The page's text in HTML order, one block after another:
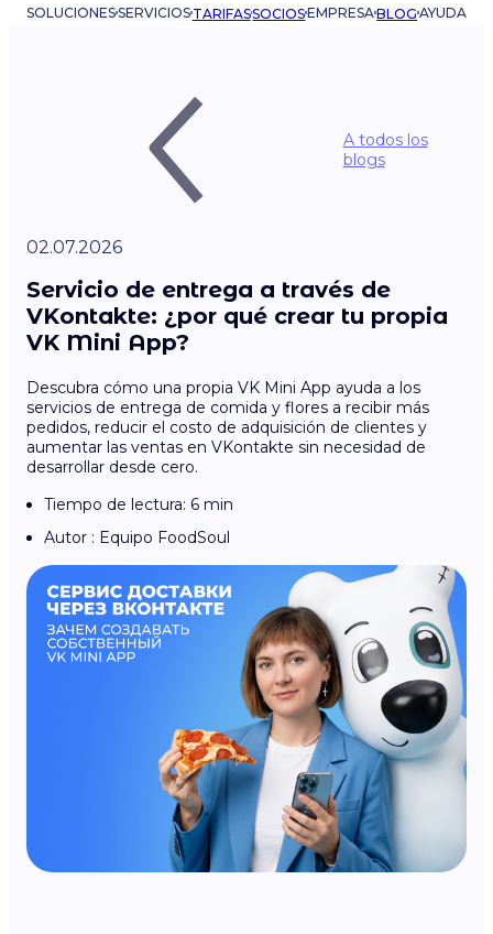
SOLUCIONESSERVICIOSTARIFASSOCIOSEMPRESABLOGAYUDA
A todos los
blogs
02.07.2026
Servicio de entrega a través de
VKontakte: ¿por qué crear tu propia
VK Mini App?
Descubra cómo una propia VK Mini App ayuda a los
servicios de entrega de comida y flores a recibir más
pedidos, reducir el costo de adquisición de clientes y
aumentar las ventas en VKontakte sin necesidad de
desarrollar desde cero.
Tiempo de lectura: 6 min
Autor : Equipo FoodSoul